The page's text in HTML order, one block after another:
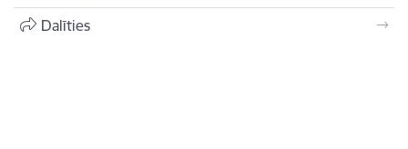
Dalīties